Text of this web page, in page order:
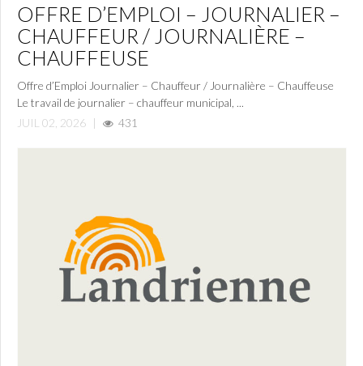
OFFRE D’EMPLOI – JOURNALIER –
CHAUFFEUR / JOURNALIÈRE –
CHAUFFEUSE
Offre d’Emploi Journalier – Chauffeur / Journalière – Chauffeuse
Le travail de journalier – chauffeur municipal, ...
JUIL 02, 2026 | 431